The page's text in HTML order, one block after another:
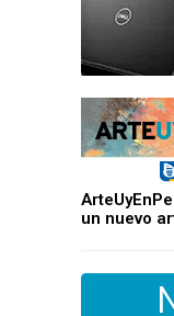
un nuevo